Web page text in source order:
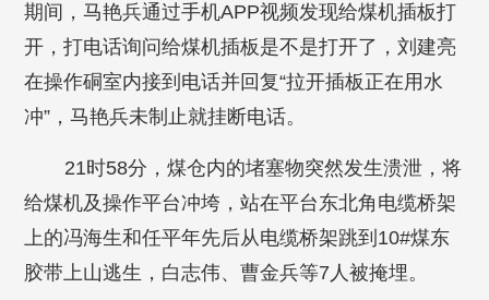
期间，马艳兵通过手机APP视频发现给煤机插板打
开，打电话询问给煤机插板是不是打开了，刘建亮
在操作硐室内接到电话并回复“拉开插板正在用水
冲”，马艳兵未制止就挂断电话。
21时58分，煤仓内的堵塞物突然发生溃泄，将
给煤机及操作平台冲垮，站在平台东北角电缆桥架
上的冯海生和任平年先后从电缆桥架跳到10#煤东
胶带上山逃生，白志伟、曹金兵等7人被掩埋。